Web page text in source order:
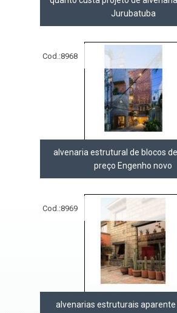
Jurubatuba
Cod.:8968
alvenaria estrutural de blocos
preço Engenho novo
Cod.:8969
alvenarias estruturais